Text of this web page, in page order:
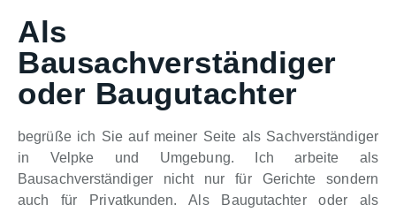
Als
Bausachverständiger
oder Baugutachter
begrüße ich Sie auf meiner Seite als Sachverständiger
in Velpke und Umgebung. Ich arbeite als
Bausachverständiger nicht nur für Gerichte sondern
auch für Privatkunden. Als Baugutachter oder als